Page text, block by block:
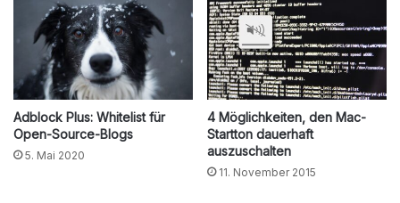
Adblock Plus: Whitelist für
Open-Source-Blogs
5. Mai 2020
4 Möglichkeiten, den Mac-
Startton dauerhaft
auszuschalten
11. November 2015